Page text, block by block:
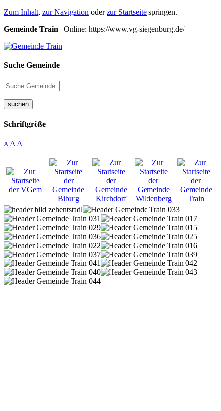
Zum Inhalt, zur Navigation oderzur Startseite springen.
Gemeinde Train | Online: https://www.vg-siegenburg.de/
Suche Gemeinde
suchen
Schriftgröße
A A A